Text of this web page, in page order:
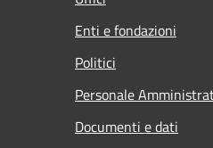
Enti e fondazioni
Politici
Personale
Documenti e dati